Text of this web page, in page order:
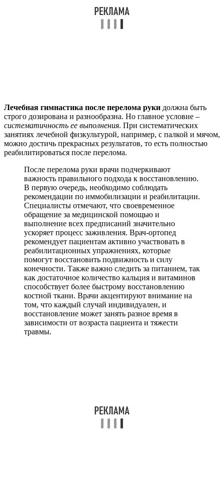
Лечебная гимнастика после перелома руки должна быть
строго дозирована и разнообразна. Но главное условие –
систематичность ее выполнения. При систематических
занятиях лечебной физкультурой, например, с палкой и мячом,
можно достичь прекрасных результатов, то есть полностью
реабилитироваться после перелома.
После перелома руки врачи подчеркивают
важность правильного подхода к восстановлению.
В первую очередь, необходимо соблюдать
рекомендации по иммобилизации и реабилитации.
Специалисты отмечают, что своевременное
обращение за медицинской помощью и
выполнение всех предписаний значительно
ускоряет процесс заживления. Врач-ортопед
рекомендует пациентам активно участвовать в
реабилитационных упражнениях, которые
помогут восстановить подвижность и силу
конечности. Также важно следить за питанием, так
как достаточное количество кальция и витаминов
способствует более быстрому восстановлению
костной ткани. Врачи акцентируют внимание на
том, что каждый случай индивидуален, и
восстановление может занять разное время в
зависимости от возраста пациента и тяжести
травмы.